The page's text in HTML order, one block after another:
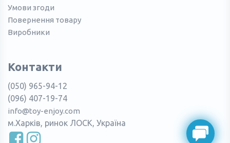
Умови згоди
Повернення товару
Виробники
Контакти
(050) 965-94-12
(096) 407-19-74
info@toy-enjoy.com
м.Харків, ринок ЛОСК, Україна